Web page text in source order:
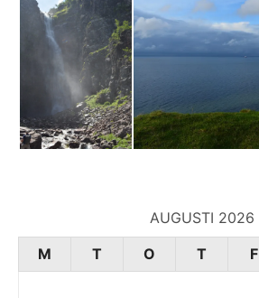
AUGUSTI 2026
M
T O T F